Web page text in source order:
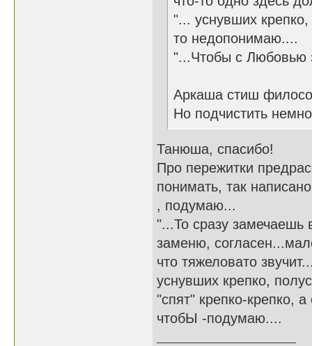
"... уснувших
то недопонимаю....
"...Чтобы с Любовью
Аркаша стиш
Но подчистить
Танюша, спасибо!
Про пережитки
понимать, так
, подумаю...
"...То сразу замечаешь
заменю,
что тяжеловато
уснувших крепко,
"спят" крепко-крепко,
чтобЫ -подумаю....